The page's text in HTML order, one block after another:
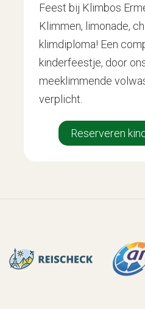
Feest bij Klimbos
Klimmen, limonade,
klimdiploma! Een
kinderfeestje, door
meeklimmende
verplicht.
Reserveren